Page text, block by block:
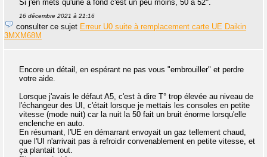
Si j'en mets qu'une à fond c'est un peu moins, 50 à 52°.
16 décembre 2021 à 21:16
consulter ce sujet Erreur U0 suite à remplacement carte UE Daikin
3MXM68M
Encore un détail, en espérant ne pas vous "embrouiller" et perdre
votre aide.
Lorsque j'avais le défaut A5, c'est à dire T° trop élevée au niveau de
l'échangeur des UI, c'était lorsque je mettais les consoles en petite
vitesse (mode nuit) car la nuit la 50 fait un bruit énorme lorsqu'elle
enclenche en auto.
En résumant, l'UE en démarrant envoyait un gaz tellement chaud,
que l'UI n'arrivait pas à refroidir convenablement en petite vitesse, et
ça plantait tout.